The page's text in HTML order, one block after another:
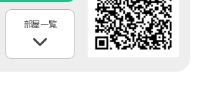
部屋一覧